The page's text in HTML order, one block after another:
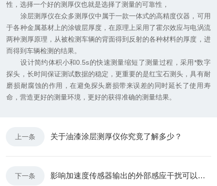
性，选择一个好的测厚仪也就是选择了测量的可靠性，
涂层测厚仪在众多测厚仪中属于一款一体式的高精度仪器，可用
于各种金属基材上的涂镀层厚度，在原理上采用了霍尔效应与电涡流
两种测厚原理，从被检测车辆的背面得到反射的各种材料的厚度，进
而得到车辆检测的结果。
设计简约体积小和0.5s的快速测量缩短了测量过程，采用*数字
探头，长时间保证测试数据的稳定，更重要的是红宝石测头，具有耐
磨损耐腐蚀的作用，在避免探头磨损带来误差的同时延长了使用寿
命，营造更好的测量环境，更好的获得准确的测量结果。
上一条 关于油漆涂层测厚仪你究竟了解多少？
下一条 影响加速度传感器输出的外部感应干扰可以分为以下几种类型